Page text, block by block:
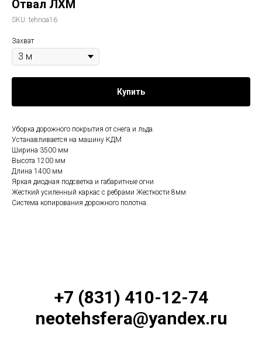
Отвал ЛХМ
SKU: tehnoa16
Захват
Купить
Уборка дорожного покрытия от снега и льда.
Устанавливается на машину КДМ
Ширина 3500 мм
Высота 1200 мм
Длина 1400 мм
Яркая диодная подсветка и габаритные огни
Жесткий усиленный каркас с ребрами Жесткости 8мм
Система копирования дорожного полотна.
+7 (831) 410-12-74
neotehsfera@yandex.ru